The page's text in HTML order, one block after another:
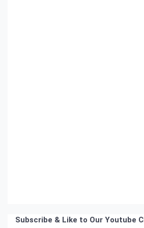
Subscribe & Like to Our Youtube